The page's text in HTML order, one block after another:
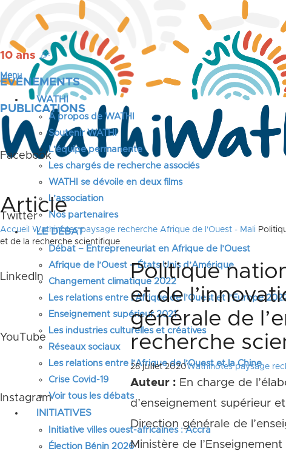
10 ans 🎉
ÉVÉNEMENTS
PUBLICATIONS
Facebook
Twitter
LinkedIn
YouTube
Instagram
Menu
WATHI
A propos de WATHI
Soutenir WATHI
L’équipe permanente
Les chargés de recherche associés
WATHI se dévoile en deux films
L’association
Nos partenaires
LE DÉBAT
Débat – Entrepreneuriat en Afrique de l’Ouest
Afrique de l’Ouest – États Unis d’Amérique
Changement climatique 2022
Les relations entre l’Afrique de l’Ouest et l’Europe
Enseignement supérieur 2021
Les industries culturelles et créatives
Réseaux sociaux
Les relations entre l’Afrique de l’Ouest et la Chine
Crise Covid-19
Voir tous les débats
INITIATIVES
Initiative villes ouest-africaines : Accra
Élection Bénin 2026
Article
Accueil Wathinotes paysage recherche Afrique de l'Ouest - Mali
et de la recherche scientifique
Politique
et de
générale de
recherche
28 juillet 2020Wathinotes paysage
Auteur : En charge de
d’enseignement supérieur
Direction générale de
Ministère de